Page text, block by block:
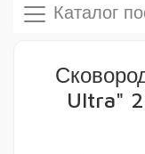
Каталог
Ultra"